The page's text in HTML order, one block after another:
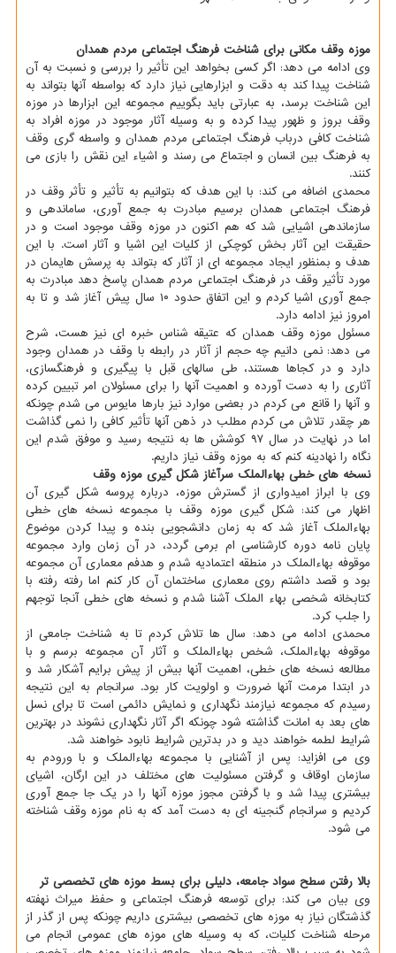
موزه وقف مکانی برای شناخت فرهنگ اجتماعی مردم همدان
وی ادامه می دهد: اگر کسی بخواهد این تأثیر را بررسی و نسبت به آن
شناخت پیدا کند به دقت و ابزارهایی نیاز دارد که بواسطه آنها بتواند به
این شناخت برسد، به عبارتی باید بگوییم مجموعه این ابزارها در موزه
وقف بروز و ظهور پیدا کرده و به وسیله آثار موجود در موزه افراد به
شناخت کافی درباب فرهنگ اجتماعی مردم همدان و واسطه گری وقف
به فرهنگ بین انسان و اجتماع می رسند و اشیاء این نقش را بازی می
کنند.
محمدی اضافه می کند: با این هدف که بتوانیم به تأثیر و تأثر وقف در
فرهنگ اجتماعی همدان برسیم مبادرت به جمع آوری، ساماندهی و
سازماندهی اشیایی شد که هم اکنون در موزه وقف موجود است و در
حقیقت این آثار بخش کوچکی از کلیات این اشیا و آثار است. با این
هدف و بمنظور ایجاد مجموعه ای از آثار که بتواند به پرسش هایمان در
مورد تأثیر وقف در فرهنگ اجتماعی مردم همدان پاسخ دهد مبادرت به
جمع آوری اشیا کردم و این اتفاق حدود ۱۰ سال پیش آغاز شد و تا به
امروز نیز ادامه دارد.
مسئول موزه وقف همدان که عتیقه شناس خبره ای نیز هست، شرح
می دهد: نمی دانیم چه حجم از آثار در رابطه با وقف در همدان وجود
دارد و در کجاها هستند، طی سالهای قبل با پیگیری و فرهنگسازی،
آثاری را به دست آورده و اهمیت آنها را برای مسئولان امر تبیین کرده
و آنها را قانع می کردم در بعضی موارد نیز بارها مایوس می شدم چونکه
هر چقدر تلاش می کردم مطلب در ذهن آنها تأثیر کافی را نمی گذاشت
اما در نهایت در سال ۹۷ کوشش ها به نتیجه رسید و موفق شدم این
نگاه را نهادینه کنم که به موزه وقف نیاز داریم.
نسخه های خطی بهاءالملک سرآغاز شکل گیری موزه وقف
وی با ابراز امیدواری از گسترش موزه، درباره پروسه شکل گیری آن
اظهار می کند: شکل گیری موزه وقف با مجموعه نسخه های خطی
بهاءالملک آغاز شد که به زمان دانشجویی بنده و پیدا کردن موضوع
پایان نامه دوره کارشناسی ام برمی گردد، در آن زمان وارد مجموعه
موقوفه بهاءالملک در منطقه اعتمادیه شدم و هدفم معماری آن مجموعه
بود و قصد داشتم روی معماری ساختمان آن کار کنم اما رفته رفته با
کتابخانه شخصی بهاء الملک آشنا شدم و نسخه های خطی آنجا توجهم
را جلب کرد.
محمدی ادامه می دهد: سال ها تلاش کردم تا به شناخت جامعی از
موقوفه بهاءالملک، شخص بهاءالملک و آثار آن مجموعه برسم و با
مطالعه نسخه های خطی، اهمیت آنها بیش از پیش برایم آشکار شد و
در ابتدا مرمت آنها ضرورت و اولویت کار بود. سرانجام به این نتیجه
رسیدم که مجموعه نیازمند نگهداری و نمایش دائمی است تا برای نسل
های بعد به امانت گذاشته شود چونکه اگر آثار نگهداری نشوند در بهترین
شرایط لطمه خواهند دید و در بدترین شرایط نابود خواهند شد.
وی می افزاید: پس از آشنایی با مجموعه بهاءالملک و با ورودم به
سازمان اوقاف و گرفتن مسئولیت های مختلف در این ارگان، اشیای
بیشتری پیدا شد و با گرفتن مجوز موزه آنها را در یک جا جمع آوری
کردیم و سرانجام گنجینه ای به دست آمد که به نام موزه وقف شناخته
می شود.
بالا رفتن سطح سواد جامعه، دلیلی برای بسط موزه های تخصصی تر
وی بیان می کند: برای توسعه فرهنگ اجتماعی و حفظ میراث نهفته
گذشتگان نیاز به موزه های تخصصی بیشتری داریم چونکه پس از گذر از
مرحله شناخت کلیات، که به وسیله های موزه های عمومی انجام می